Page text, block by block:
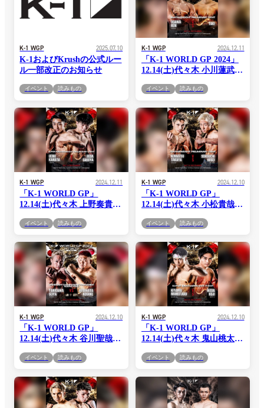
K-1 WGP 2025.07.10
K-1およびKrushの公式ルー
ル一部改正のお知らせ
イベント 読みもの
K-1 WGP 2024.12.11
「K-1 WORLD GP 2024」
12.14(土)代々木 小川蓮武 vs
スタイルの良さを明確に出
関西にもおもろい選手おる
なって思わせたいです！」
(瀧)
イベント 読みもの
K-1 WGP 2024.12.11
「K-1 WORLD GP」
12.14(土)代々木 上野奏貴 vs
「K-1そして、格闘技に対
す。」(上野)vs「僕だけが
目立つような試合をして勝
ちます。」(上田)
イベント 読みもの
K-1 WGP 2024.12.10
「K-1 WORLD GP」
12.14(土)代々木 小松貴哉 vs
「相手に思うようにさせな
させず勝ちます」(関口)
イベント 読みもの
K-1 WGP 2024.12.10
「K-1 WORLD GP」
12.14(土)代々木 谷川聖哉 vs
「世界と戦っていけるかを
チャンスを貰ってる選手が
勝ってもおもしろくないと
思うので1Rからぶっ倒しま
イベント 読みもの
K-1 WGP 2024.12.10
「K-1 WORLD GP」
12.14(土)代々木 鬼山桃太朗
「今大会でベストバウト､
な試合を」(鬼山)vs「王者
になる存在だということを
示したい」(池田)
イベント 読みもの